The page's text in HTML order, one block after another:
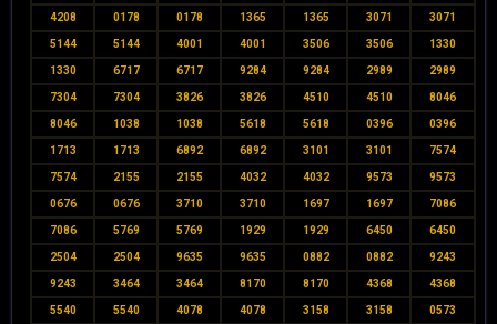
4208 0178 0178 1365 1365 3071 3071
5144 5144 4001 4001 3506 3506 1330
1330 6717 6717 9284 9284 2989 2989
7304 7304 3826 3826 4510 4510 8046
8046 1038 1038 5618 5618 0396 0396
1713 1713 6892 6892 3101 3101 7574
7574 2155 2155 4032 4032 9573 9573
0676 0676 3710 3710 1697 1697 7086
7086 5769 5769 1929 1929 6450 6450
2504 2504 9635 9635 0882 0882 9243
9243 3464 3464 8170 8170 4368 4368
5540 5540 4078 4078 3158 3158 0573